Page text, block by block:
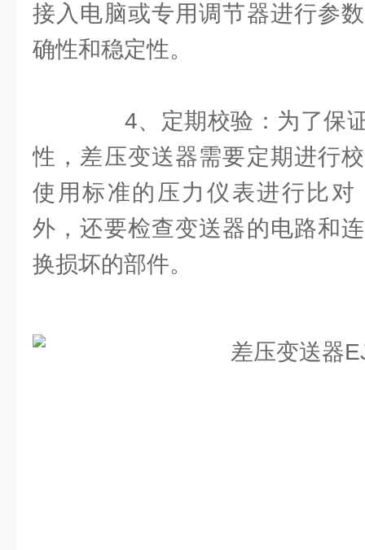
接入电脑或专用调节器进行参
确性和稳定性。
4、定期校验：为了保证
性，差压变送器需要定期进行
使用标准的压力仪表进行比对
外，还要检查变送器的电路和
换损坏的部件。